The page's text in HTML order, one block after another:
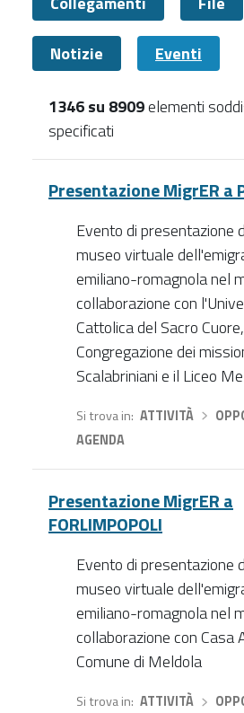
Notizie Eventi
1346 su 8909elementi
specificati
Presentazione MigrER a
Evento di presentazione
museo virtuale
emiliano-romagnola nel
collaborazione con
Cattolica del Sacro
Congregazione dei
Scalabriniani e il Liceo
Si trova in ATTIVITÀ›
AGENDA
Presentazione MigrER a
FORLIMPOPOLI
Evento di presentazione
museo virtuale
emiliano-romagnola nel
collaborazione con Casa
Comune di Meldola
Si trova in ATTIVITÀ›